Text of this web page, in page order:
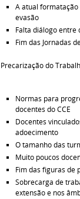
A atual formatação
evasão
Falta diálogo entre
Fim das Jornadas
Precarização do
Normas para
docentes do CCE
Docentes
adoecimento
O tamanho das
Muito poucos
Fim das figuras de
Sobrecarga de
extensão e nos